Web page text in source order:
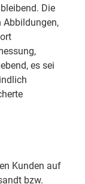
Die
Abbildungen,
es sei
Kunden auf
bzw.